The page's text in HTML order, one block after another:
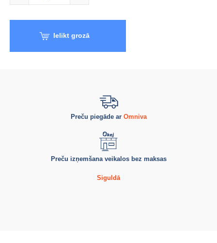
Ielikt grozā
Preču piegāde ar Omniva
Preču izņemšana veikalos bez maksas
Siguldā